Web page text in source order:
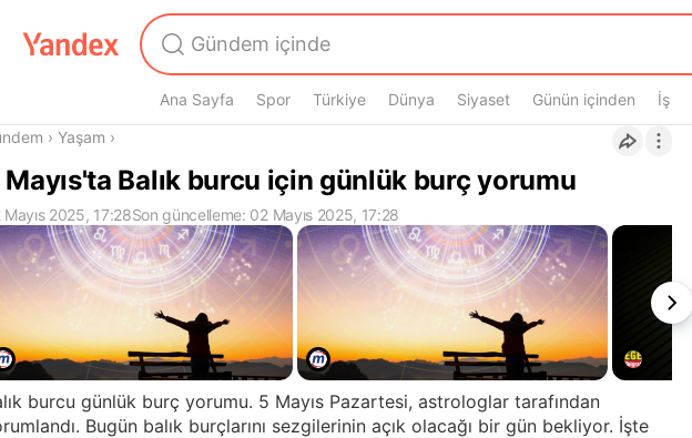
Ana Sayfa Spor Türkiye Dünya Siyaset Günün içinden İş
› Yaşam ›
Balık burcu için günlük burç yorumu
2025, 17:28Son güncelleme: 02 Mayıs 2025, 17:28
burcu günlük burç yorumu. 5 Mayıs Pazartesi, astrologlar tarafından
Bugün balık burçlarını sezgilerinin açık olacağı bir gün bekliyor. İşte